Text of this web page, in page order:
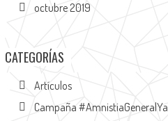
octubre 2019
CATEGORÍAS
Artículos
Campaña #AmnistiaGeneralYa